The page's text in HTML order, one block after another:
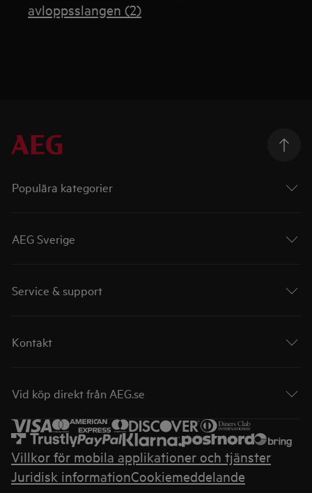
avloppsslangen (2)
Populära kategorier
AEG Sverige
Service & support
Kontakt
Vid köp direkt från AEG.se
Villkor för mobila applikationer och tjänster
Juridisk informationCookiemeddelande